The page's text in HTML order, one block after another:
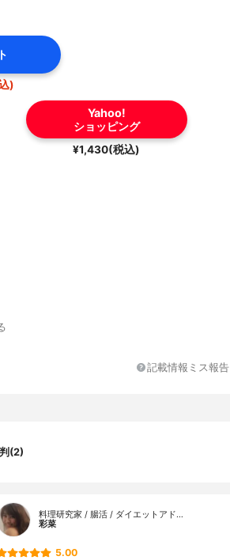
)
Yahoo!
ショッピング
¥1,430(税込)
記載情報ミス報告
(2)
料理研究家 / 腸活 / ダイエットアド…
彩菜
5.00